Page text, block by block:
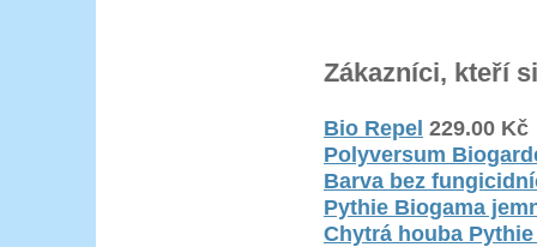
Zákazníci, kteří
Bio Repel 229.00 Kč
Polyversum
Barva bez
Pythie Biogama
Chytrá houba